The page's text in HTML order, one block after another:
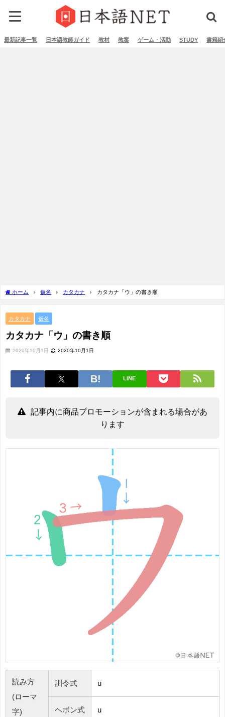
最新記事一覧 日本語教師ガイド 教材 教案 ゲーム・活動 STUDY 書籍紹
ホーム 仮名 カタカナ カタカナ「ウ」の書き順
カタカナ 仮名
カタカナ「ウ」の書き順
2020年10月1日 2020年10月1日
LINE
記事内に商品プロモーションが含まれる場合があ
ります
読み方
(ローマ
字)
訓令式 u
ヘボン式 u